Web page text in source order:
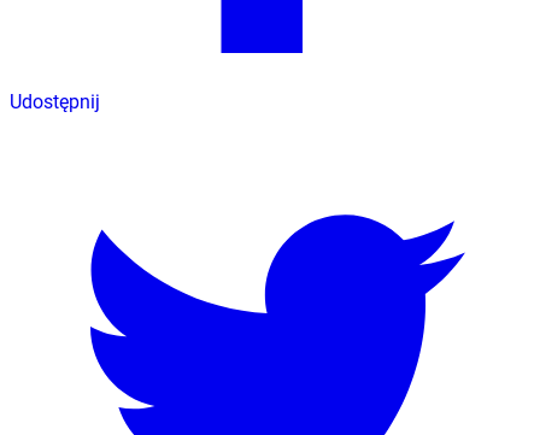
Udostępnij